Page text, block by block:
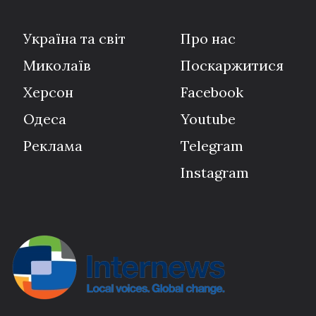
Україна та світ
Миколаїв
Херсон
Одеса
Реклама
Про нас
Поскаржитися
Facebook
Youtube
Telegram
Instagram